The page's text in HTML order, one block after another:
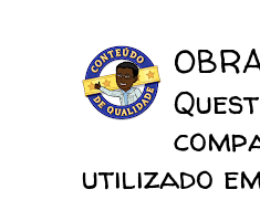
utilizado